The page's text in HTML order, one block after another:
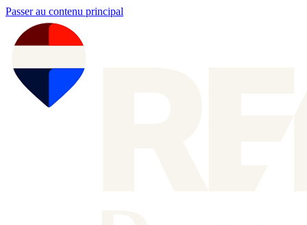
Passer au contenu principal